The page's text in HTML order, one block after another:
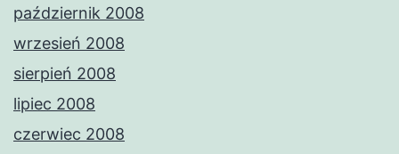
październik 2008
wrzesień 2008
sierpień 2008
lipiec 2008
czerwiec 2008